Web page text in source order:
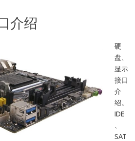
介绍
硬
盘、
显示
接口
介
绍。
IDE
SAT